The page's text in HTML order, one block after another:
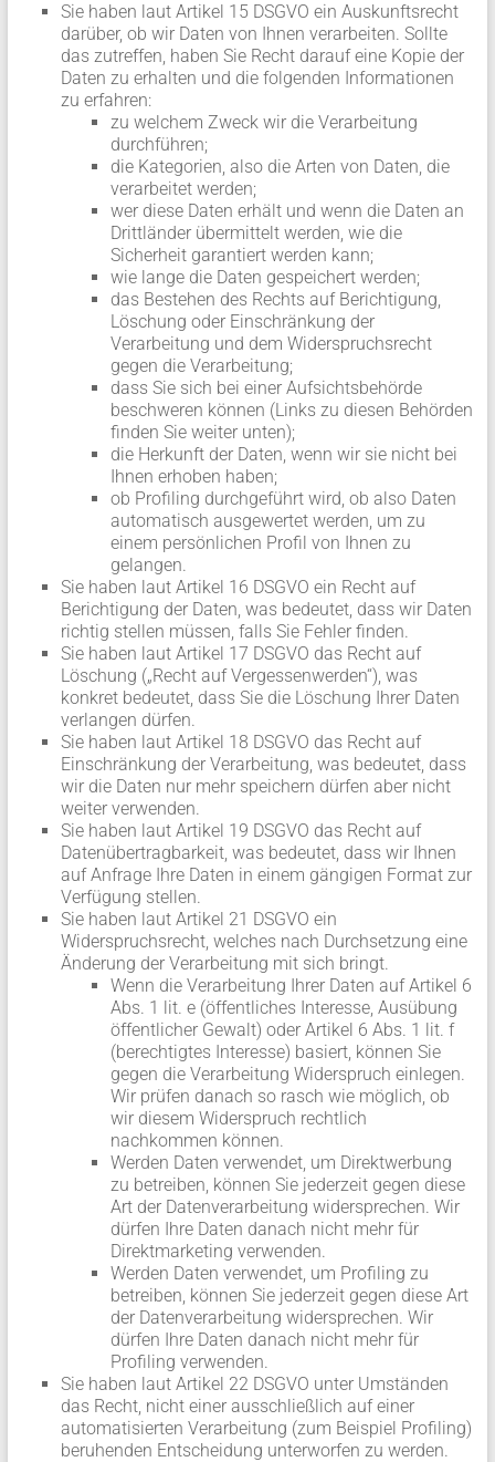
Sie haben laut Artikel 15 DSGVO ein Auskunftsrecht
darüber, ob wir Daten von Ihnen verarbeiten. Sollte
das zutreffen, haben Sie Recht darauf eine Kopie der
Daten zu erhalten und die folgenden Informationen
zu erfahren:
zu welchem Zweck wir die Verarbeitung
durchführen;
die Kategorien, also die Arten von Daten, die
verarbeitet werden;
wer diese Daten erhält und wenn die Daten an
Drittländer übermittelt werden, wie die
Sicherheit garantiert werden kann;
wie lange die Daten gespeichert werden;
das Bestehen des Rechts auf Berichtigung,
Löschung oder Einschränkung der
Verarbeitung und dem Widerspruchsrecht
gegen die Verarbeitung;
dass Sie sich bei einer Aufsichtsbehörde
beschweren können (Links zu diesen Behörden
finden Sie weiter unten);
die Herkunft der Daten, wenn wir sie nicht bei
Ihnen erhoben haben;
ob Profiling durchgeführt wird, ob also Daten
automatisch ausgewertet werden, um zu
einem persönlichen Profil von Ihnen zu
gelangen.
Sie haben laut Artikel 16 DSGVO ein Recht auf
Berichtigung der Daten, was bedeutet, dass wir Daten
richtig stellen müssen, falls Sie Fehler finden.
Sie haben laut Artikel 17 DSGVO das Recht auf
Löschung („Recht auf Vergessenwerden“), was
konkret bedeutet, dass Sie die Löschung Ihrer Daten
verlangen dürfen.
Sie haben laut Artikel 18 DSGVO das Recht auf
Einschränkung der Verarbeitung, was bedeutet, dass
wir die Daten nur mehr speichern dürfen aber nicht
weiter verwenden.
Sie haben laut Artikel 19 DSGVO das Recht auf
Datenübertragbarkeit, was bedeutet, dass wir Ihnen
auf Anfrage Ihre Daten in einem gängigen Format zur
Verfügung stellen.
Sie haben laut Artikel 21 DSGVO ein
Widerspruchsrecht, welches nach Durchsetzung eine
Änderung der Verarbeitung mit sich bringt.
Wenn die Verarbeitung Ihrer Daten auf Artikel 6
Abs. 1 lit. e (öffentliches Interesse, Ausübung
öffentlicher Gewalt) oder Artikel 6 Abs. 1 lit. f
(berechtigtes Interesse) basiert, können Sie
gegen die Verarbeitung Widerspruch einlegen.
Wir prüfen danach so rasch wie möglich, ob
wir diesem Widerspruch rechtlich
nachkommen können.
Werden Daten verwendet, um Direktwerbung
zu betreiben, können Sie jederzeit gegen diese
Art der Datenverarbeitung widersprechen. Wir
dürfen Ihre Daten danach nicht mehr für
Direktmarketing verwenden.
Werden Daten verwendet, um Profiling zu
betreiben, können Sie jederzeit gegen diese Art
der Datenverarbeitung widersprechen. Wir
dürfen Ihre Daten danach nicht mehr für
Profiling verwenden.
Sie haben laut Artikel 22 DSGVO unter Umständen
das Recht, nicht einer ausschließlich auf einer
automatisierten Verarbeitung (zum Beispiel Profiling)
beruhenden Entscheidung unterworfen zu werden.